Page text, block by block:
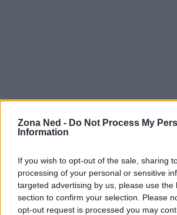
Zona Ned - Do Not Process My
Information
If you wish to opt-out of the sale, sharing
processing of your personal or sensitive
targeted advertising by us, please use the
section to confirm your selection. Please
opt-out request is processed you may
AUTORE